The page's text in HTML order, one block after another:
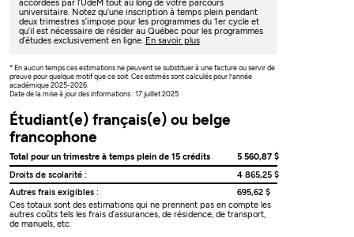
accordées par l’UdeM tout au long de votre parcours
universitaire. Notez qu’une inscription à temps plein pendant
deux trimestres s’impose pour les programmes du 1er cycle et
qu’il est nécessaire de résider au Québec pour les programmes
d’études exclusivement en ligne. En savoir plus
* En aucun temps ces estimations ne peuvent se substituer à une facture ou servir de
preuve pour quelque motif que ce soit. Ces estimés sont calculés pour l’année
académique 2025-2026.
Date de la mise à jour des informations : 17 juillet 2025
Étudiant(e) français(e) ou belge
francophone
Total pour un trimestre à temps plein de 15 crédits
5 560,87 $
Droits de scolarité :
4 865,25 $
Autres frais exigibles :
695,62 $
Ces totaux sont des estimations qui ne prennent pas en compte les
autres coûts tels les frais d’assurances, de résidence, de transport,
de manuels, etc.